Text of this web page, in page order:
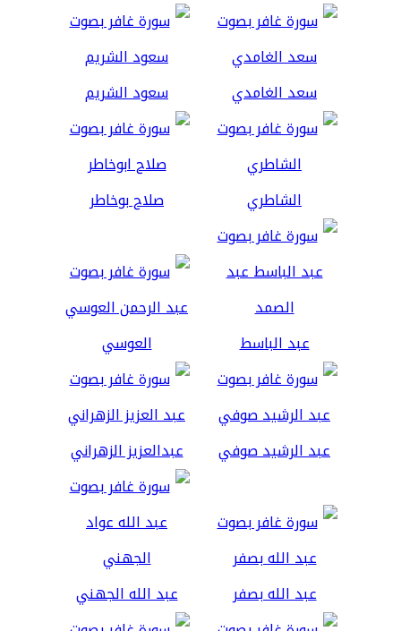
سعد الغامدي سعود الشريم
الشاطري صلاح بوخاطر
عبد الباسط العوسي
عبد الرشيد صوفي عبدالعزيز الزهراني
عبد الله بصفر عبد الله الجهني